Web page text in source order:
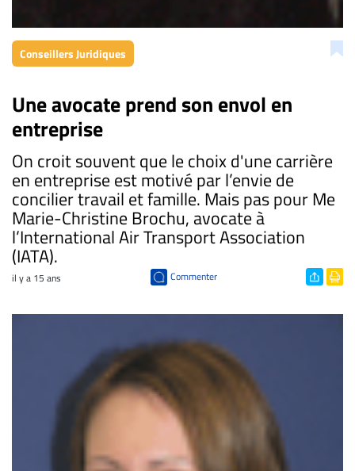
Conseillers Juridiques
Une avocate prend son envol en
entreprise
On croit souvent que le choix d'une carrière
en entreprise est motivé par l’envie de
concilier travail et famille. Mais pas pour Me
Marie-Christine Brochu, avocate à
l’International Air Transport Association
(IATA).
il y a 15 ans Commenter